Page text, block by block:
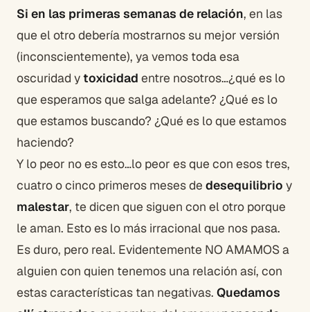
Si en las primeras semanas de relación, en las
que el otro debería mostrarnos su mejor versión
(inconscientemente), ya vemos toda esa
oscuridad ytoxicidad entre nosotros…¿qué es lo
que esperamos que salga adelante? ¿Qué es lo
que estamos buscando? ¿Qué es lo que estamos
haciendo?
Y lo peor no es esto…lo peor es que con esos tres,
cuatro o cinco primeros meses de desequilibrio y
malestar, te dicen que siguen con el otro porque
le aman. Esto es lo más irracional que nos pasa.
Es duro, pero real. Evidentemente NO AMAMOS a
alguien con quien tenemos una relación así, con
estas características tan negativas. Quedamos